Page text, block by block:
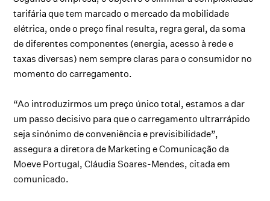
tarifária que tem marcado o mercado da mobilidade
elétrica, onde o preço final resulta, regra geral, da soma
de diferentes componentes (energia, acesso à rede e
taxas diversas) nem sempre claras para o consumidor no
momento do carregamento.
“Ao introduzirmos um preço único total, estamos a dar
um passo decisivo para que o carregamento ultrarrápido
seja sinónimo de conveniência e previsibilidade”,
assegura a diretora de Marketing e Comunicação da
Moeve Portugal, Cláudia Soares-Mendes, citada em
comunicado.